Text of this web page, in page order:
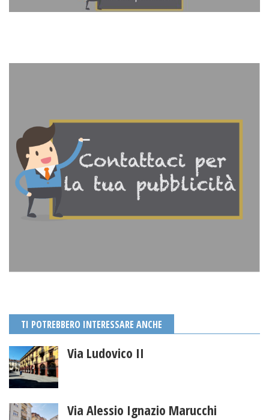
TI POTREBBERO INTERESSARE ANCHE
Via Ludovico II
Via Alessio Ignazio Marucchi